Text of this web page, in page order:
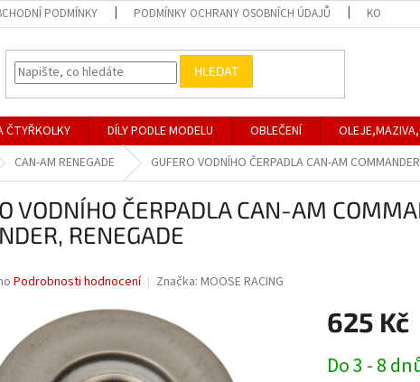
PODMÍNKY PODMÍNKY OCHRANY OSOBNÍCH ÚDAJŮ
HLEDAT
ČTYŘKOLKY DÍLY PODLE MODELU OBLEČENÍ
CAN-AM RENEGADE GUFERO VODNÍHO ČERPADLA CAN-AM
VODNÍHO ČERPADLA CAN-AM
RENEGADE
Podrobnosti hodnocení Značka: MOOSE RACING
625 Kč
cena:
Do 3 - 8